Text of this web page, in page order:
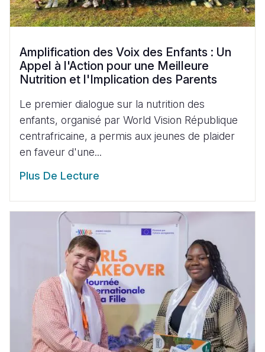
Amplification des Voix des Enfants : Un
Appel à l'Action pour une Meilleure
Nutrition et l'Implication des Parents
Le premier dialogue sur la nutrition des
enfants, organisé par World Vision République
centrafricaine, a permis aux jeunes de plaider
en faveur d'une...
Plus De Lecture